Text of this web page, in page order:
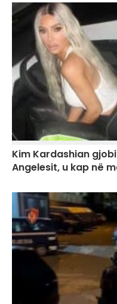
Kim Kardashian
Angelesit, u kap në